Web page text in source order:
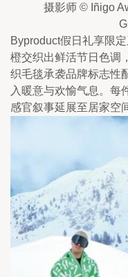
摄影师 © Iñigo
Byproduct假日礼享限
橙交织出鲜活节日色调
织毛毯承袭品牌标志性
入暖意与欢愉气息。每
感官叙事延展至居家空